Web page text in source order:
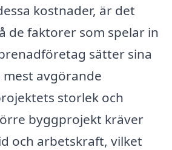
kostnader, är det
de faktorer som spelar in
sätter sina
mest avgörande
storlek och
byggprojekt kräver
och arbetskraft, vilket